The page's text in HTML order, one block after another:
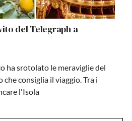
del Telegraph a
ha srotolato le meraviglie del
che consiglia il viaggio. Tra i
l'Isola